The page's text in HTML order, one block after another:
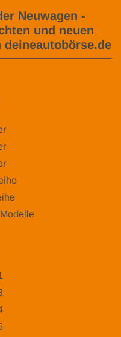
Neuwagen -
und neuen